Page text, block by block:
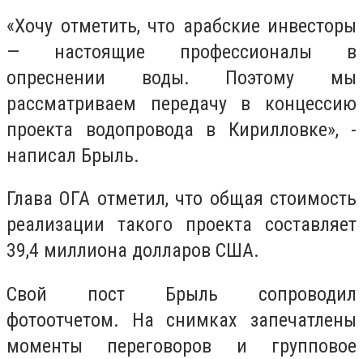
«Хочу отметить, что арабские инвесторы
— настоящие профессионалы в
опреснении воды. Поэтому мы
рассматриваем передачу в концессию
проекта водопровода в Кирилловке», -
написал Брыль.
Глава ОГА отметил, что общая стоимость
реализации такого проекта составляет
39,4 миллиона долларов США.
Свой пост Брыль сопроводил
фотоотчетом. На снимках запечатлены
моменты переговоров и групповое